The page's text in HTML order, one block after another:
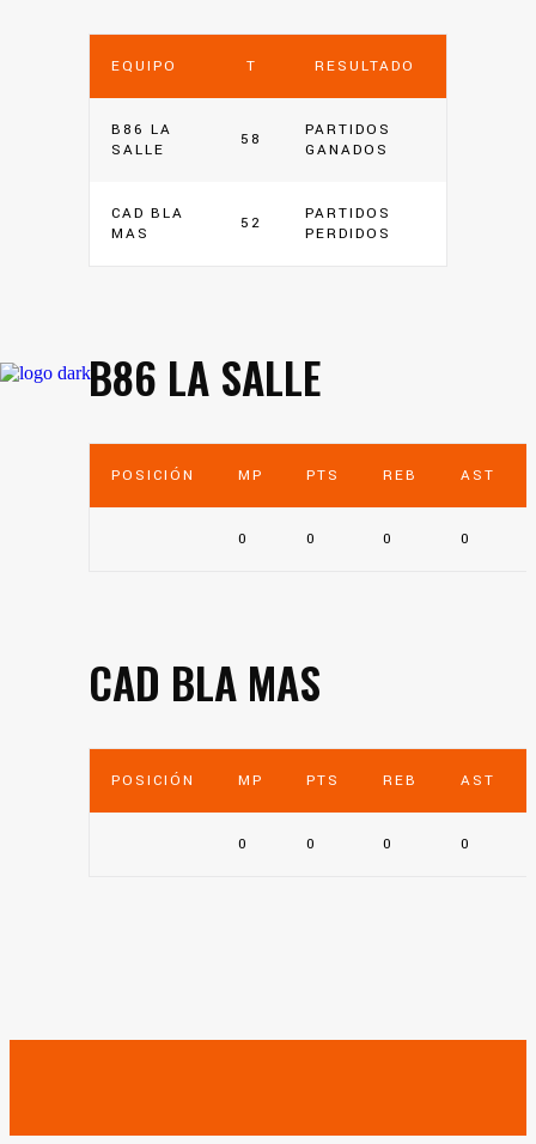
EQUIPO T RESULTADO
B86 LA
SALLE
58
PARTIDOS
GANADOS
CAD BLA
MAS
52
PARTIDOS
PERDIDOS
B86 LA SALLE
POSICIÓN MP PTS REB AST
0 0 0 0
CAD BLA MAS
POSICIÓN MP PTS REB AST
0 0 0 0